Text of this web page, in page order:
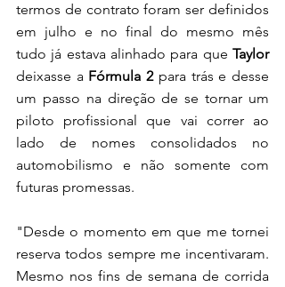
termos de contrato foram ser definidos
em julho e no final do mesmo mês
tudo já estava alinhado para que
Taylor
deixasse a Fórmula 2 para trás e desse
um passo na direção de se tornar um
piloto profissional que vai correr ao
lado de nomes consolidados no
automobilismo e não somente com
futuras promessas.
"Desde o momento em que me tornei
reserva todos sempre me incentivaram.
Mesmo nos fins de semana de corrida